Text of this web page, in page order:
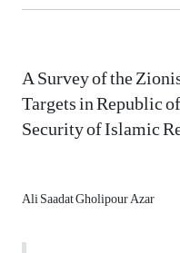
A Survey of the
Targets in Republic
Security of Islamic
Ali Saadat Gholipour Azar